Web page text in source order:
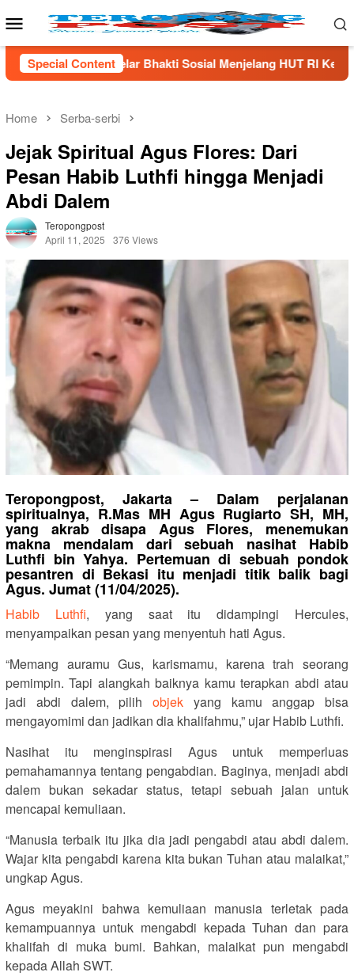
to
Mobile
Menu
Special Content
Bhakti Sosial Menjelang HUT Rl Ke- 81 Di Lampung Selatan
Home Serba-serbi
Jejak Spiritual Agus Flores: Dari
Pesan Habib Luthfi hingga Menjadi
Abdi Dalem
Teropongpost
April 11, 2025
376 Views
Teropongpost, Jakarta – Dalam perjalanan
spiritualnya, R.Mas MH Agus Rugiarto SH, MH,
yang akrab disapa Agus Flores, menemukan
makna mendalam dari sebuah nasihat Habib
Luthfi bin Yahya. Pertemuan di sebuah pondok
pesantren di Bekasi itu menjadi titik balik bagi
Agus. Jumat (11/04/2025).
Habib Luthfi, yang saat itu didampingi Hercules,
menyampaikan pesan yang menyentuh hati Agus.
“Memang auramu Gus, karismamu, karena trah seorang
pemimpin. Tapi alangkah baiknya kamu terapkan abdi atau
jadi abdi dalem, pilih objek yang kamu anggap bisa
mengayomimi dan jadikan dia khalifahmu,” ujar Habib Luthfi.
Nasihat itu menginspirasi Agus untuk memperluas
pemahamannya tentang pengabdian. Baginya, menjadi abdi
dalem bukan sekadar status, tetapi sebuah jalan untuk
mencapai kemuliaan.
“Manusia terbaik itu jika dia jadi pengabdi atau abdi dalem.
Wajar kita pengabdi karena kita bukan Tuhan atau malaikat,”
ungkap Agus.
Agus meyakini bahwa kemuliaan manusia terletak pada
kemampuannya untuk mengabdi kepada Tuhan dan para
khalifah di muka bumi. Bahkan, malaikat pun mengabdi
kepada Allah SWT.